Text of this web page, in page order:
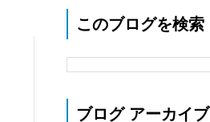
このブログを検索
ブログ アーカイブ